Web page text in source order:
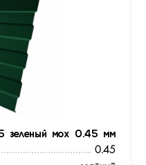
зеленый мох 0.45 мм
0.45